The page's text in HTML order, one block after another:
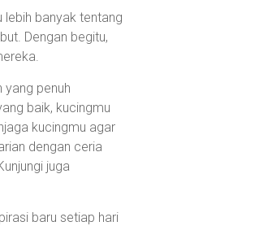
banyak tentang
Dengan begitu,
yang penuh
baik, kucingmu
kucingmu agar
dengan ceria
juga
baru setiap hari